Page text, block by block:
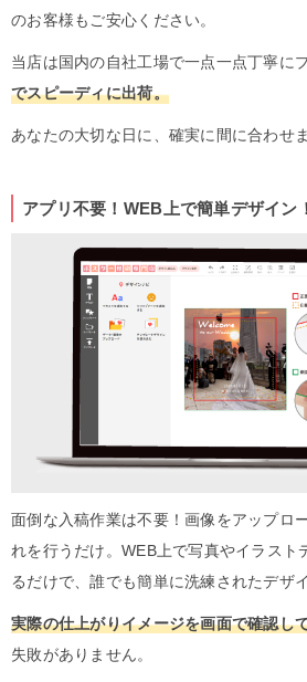
のお客様もご安心ください。
当店は国内の自社工場で一点一点丁寧に
でスピーディに出荷。
あなたの大切な日に、確実に間に合わせま
アプリ不要！WEB上で簡単デザイン！
面倒な入稿作業は不要！画像をアップロ
れを行うだけ。WEB上で写真やイラスト
るだけで、誰でも簡単に洗練されたデザ
実際の仕上がりイメージを画面で確認し
失敗がありません。